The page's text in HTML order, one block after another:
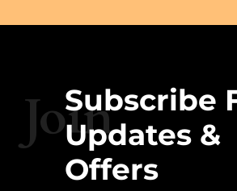
Join
Subscribe
Updates &
Offers